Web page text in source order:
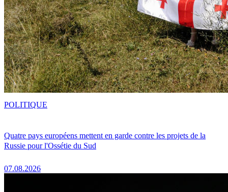
Quatre pays européens mettent en garde contre les projets de la
Russie pour l'Ossétie du Sud
07.08.2026
POLITIQUE